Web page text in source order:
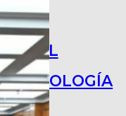
TECNOLOGÍA